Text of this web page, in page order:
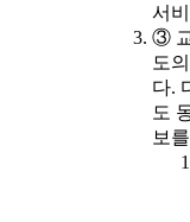
서
③
도
다.
도
보